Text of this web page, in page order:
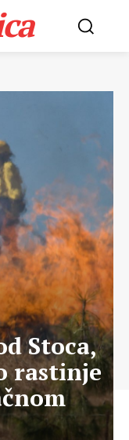
Stoca,
rastinje